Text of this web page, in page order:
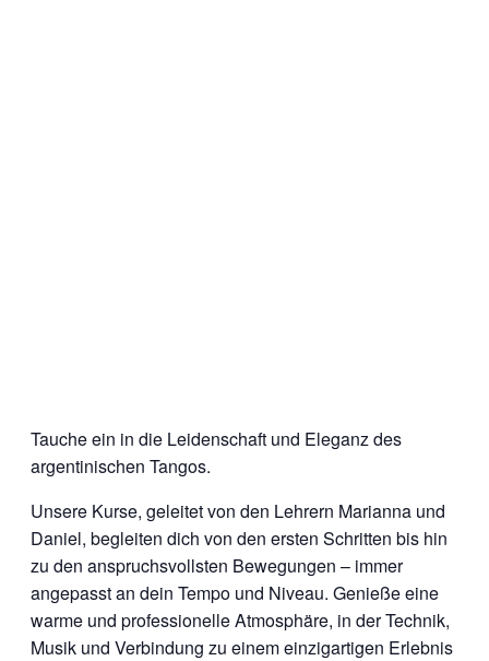
Tauche ein in die Leidenschaft und Eleganz des
argentinischen Tangos.
Unsere Kurse, geleitet von den Lehrern Marianna und
Daniel, begleiten dich von den ersten Schritten bis hin
zu den anspruchsvollsten Bewegungen – immer
angepasst an dein Tempo und Niveau. Genieße eine
warme und professionelle Atmosphäre, in der Technik,
Musik und Verbindung zu einem einzigartigen Erlebnis